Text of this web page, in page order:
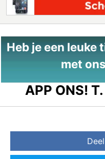
Heb je een leuke
met
APP ONS! T.